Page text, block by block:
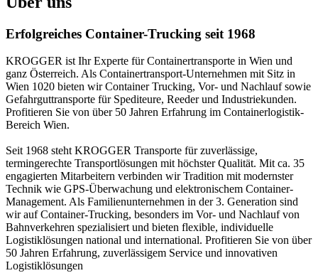
Erfolgreiches Container-Trucking seit 1968
KROGGER ist Ihr Experte für Containertransporte in Wien und
ganz Österreich. Als Containertransport-Unternehmen mit Sitz in
Wien 1020 bieten wir Container Trucking, Vor- und Nachlauf sowie
Gefahrguttransporte für Spediteure, Reeder und Industriekunden.
Profitieren Sie von über 50 Jahren Erfahrung im Containerlogistik-
Bereich Wien.
Seit 1968 steht KROGGER Transporte für zuverlässige,
termingerechte Transportlösungen mit höchster Qualität. Mit ca. 35
engagierten Mitarbeitern verbinden wir Tradition mit modernster
Technik wie GPS-Überwachung und elektronischem Container-
Management. Als Familienunternehmen in der 3. Generation sind
wir auf Container-Trucking, besonders im Vor- und Nachlauf von
Bahnverkehren spezialisiert und bieten flexible, individuelle
Logistiklösungen national und international. Profitieren Sie von über
50 Jahren Erfahrung, zuverlässigem Service und innovativen
Logistiklösungen